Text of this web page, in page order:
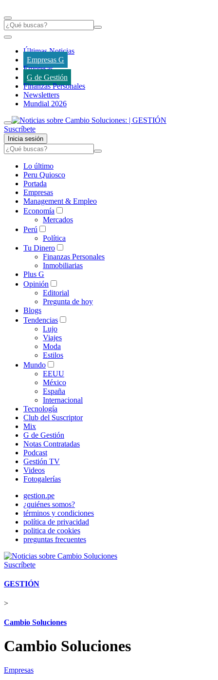
Últimas Noticias
Empresas G
Empresas
G de Gestión
Finanzas Personales
Newsletters
Mundial 2026
Suscríbete
Inicia sesión
Lo último
Peru Quiosco
Portada
Empresas
Management & Empleo
Economía
Mercados
Perú
Política
Tu Dinero
Finanzas Personales
Inmobiliarias
Plus G
Opinión
Editorial
Pregunta de hoy
Blogs
Tendencias
Lujo
Viajes
Moda
Estilos
Mundo
EEUU
México
España
Internacional
Tecnología
Club del Suscriptor
Mix
G de Gestión
Notas Contratadas
Podcast
Gestión TV
Videos
Fotogalerías
gestion.pe
¿quiénes somos?
términos y condiciones
política de privacidad
politica de cookies
preguntas frecuentes
Suscríbete
GESTIÓN
>
Cambio Soluciones
Cambio Soluciones
Empresas